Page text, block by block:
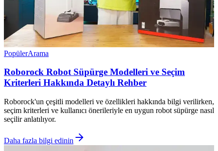
PopülerArama
Roborock Robot Süpürge Modelleri ve Seçim
Kriterleri Hakkında Detaylı Rehber
Roborock'un çeşitli modelleri ve özellikleri hakkında bilgi verilirken,
seçim kriterleri ve kullanıcı önerileriyle en uygun robot süpürge nasıl
seçilir anlatılıyor.
Daha fazla bilgi edinin